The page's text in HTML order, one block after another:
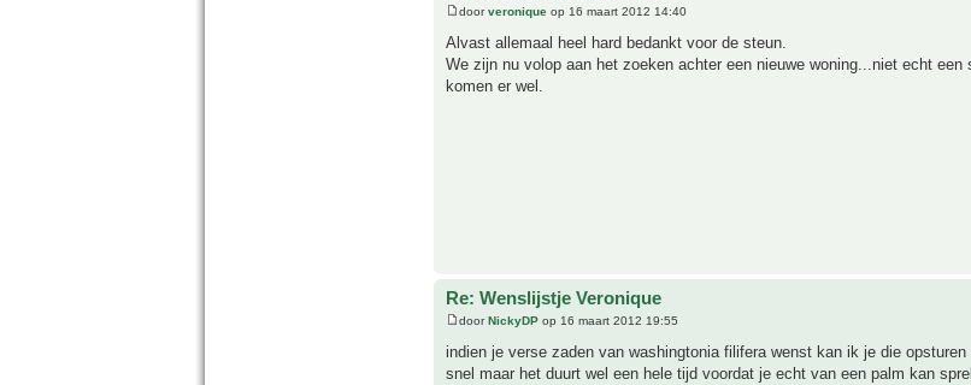
doorveronique op 16 maart 2012 14:40
Alvast allemaal heel hard bedankt voor de steun.
We zijn nu volop aan het zoeken achter een nieuwe woning...niet echt een
komen er wel.
Re: Wenslijstje Veronique
doorNickyDP op 16 maart 2012 19:55
indien je verse zaden van washingtonia filifera wenst kan ik je die
snel maar het duurt wel een hele tijd voordat je echt van een palm kan